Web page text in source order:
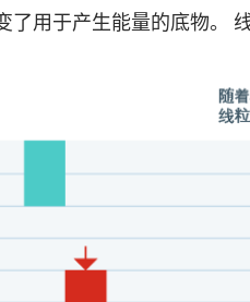
了用于产生能量的底物。